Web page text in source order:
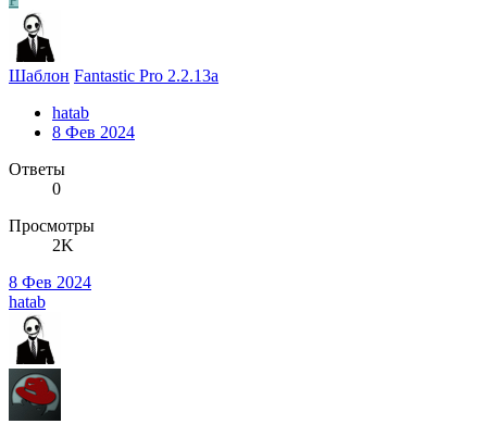
Шаблон Fantastic Pro 2.2.13a
hatab
8 Фев 2024
Ответы
0
Просмотры
2K
8 Фев 2024
hatab